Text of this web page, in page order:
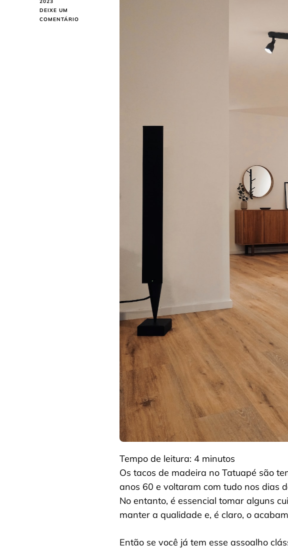
DEIXE UM
COMENTÁRIO
Tempo de leitura: 4 minutos
Os tacos de madeira no Tatuapé são
anos 60 e voltaram com tudo nos dias
No entanto, é essencial tomar alguns
manter a qualidade e, é claro, o
Então se você já tem esse assoalho